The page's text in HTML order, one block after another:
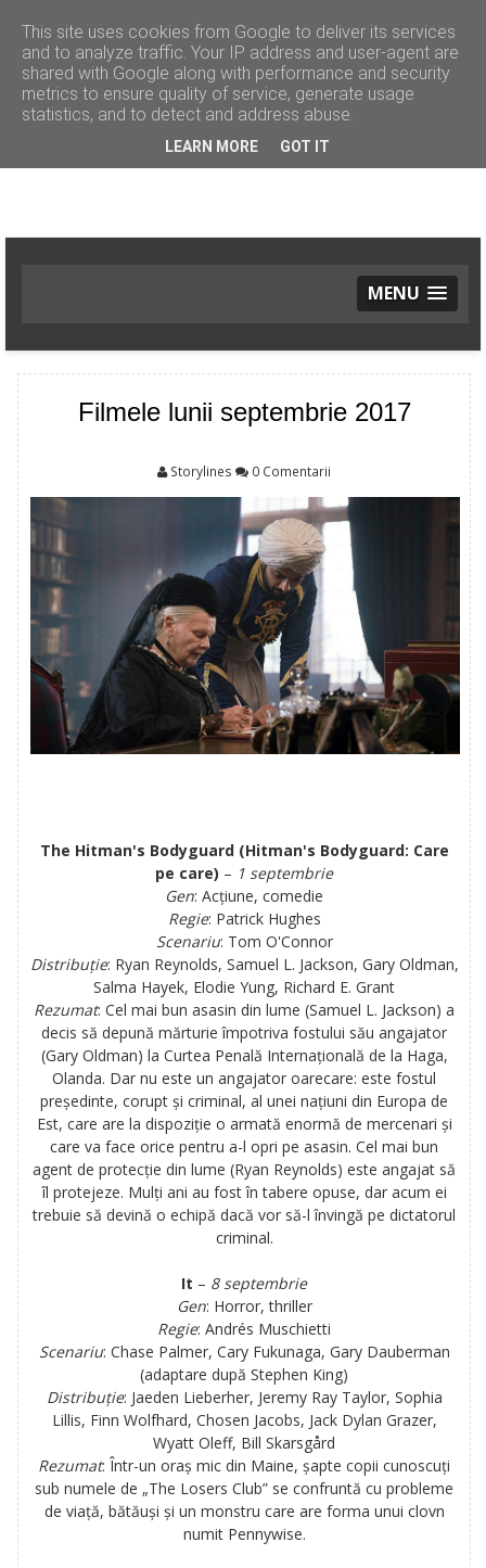
MENU
Noutăți
Tendinţe
Sfaturi
STIL DE VIAŢĂ
Relaxare
Călătorii
Home Deco
Culinar
DIVERTISMENT
Evenimente
Cinema
TV
Cultural
Bancuri
Replici şi citate
Filmele lunii septembrie 2017
Storylines 0 Comentarii
The Hitman's Bodyguard (Hitman's Bodyguard: Care
pe care) – 1 septembrie
Gen: Acțiune, comedie
Regie: Patrick Hughes
Scenariu: Tom O'Connor
Distribuție: Ryan Reynolds, Samuel L. Jackson, Gary Oldman,
Salma Hayek, Elodie Yung, Richard E. Grant
Rezumat: Cel mai bun asasin din lume (Samuel L. Jackson) a
decis să depună mărturie împotriva fostului său angajator
(Gary Oldman) la Curtea Penală Internațională de la Haga,
Olanda. Dar nu este un angajator oarecare: este fostul
președinte, corupt și criminal, al unei națiuni din Europa de
Est, care are la dispoziție o armată enormă de mercenari și
care va face orice pentru a-l opri pe asasin. Cel mai bun
agent de protecție din lume (Ryan Reynolds) este angajat să
îl protejeze. Mulți ani au fost în tabere opuse, dar acum ei
trebuie să devină o echipă dacă vor să-l învingă pe dictatorul
criminal.
It – 8 septembrie
Gen: Horror, thriller
Regie: Andrés Muschietti
Scenariu: Chase Palmer, Cary Fukunaga, Gary Dauberman
(adaptare după Stephen King)
Distribuție: Jaeden Lieberher, Jeremy Ray Taylor, Sophia
Lillis, Finn Wolfhard, Chosen Jacobs, Jack Dylan Grazer,
Wyatt Oleff, Bill Skarsgård
Rezumat: Într-un oraș mic din Maine, șapte copii cunoscuți
sub numele de „The Losers Club” se confruntă cu probleme
de viață, bătăuși și un monstru care are forma unui clovn
numit Pennywise.
This site uses cookies from Google to deliver its services
and to analyze traffic. Your IP address and user-agent are
shared with Google along with performance and security
metrics to ensure quality of service, generate usage
statistics, and to detect and address abuse.
LEARN MORE GOT IT